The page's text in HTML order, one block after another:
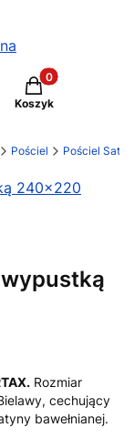
Produkty w
Koszyk
Pościel Pościel
Rozmiar
cechujący
bawełnianej.